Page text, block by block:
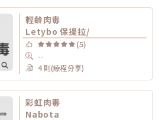
輕齡肉毒
Letybo 保提拉/
(5)
--
4 則(療程分享)
彩虹肉毒
Nabota